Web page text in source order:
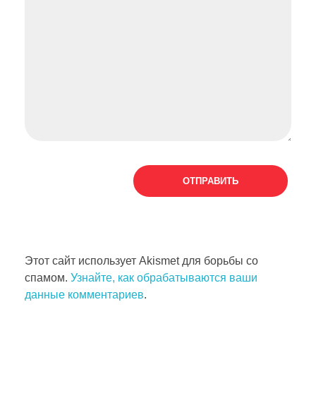
Этот сайт использует Akismet для борьбы со
спамом. Узнайте, как обрабатываются ваши
данные комментариев.